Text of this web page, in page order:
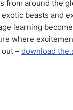
from around the
beasts and
learning
where
out – download the